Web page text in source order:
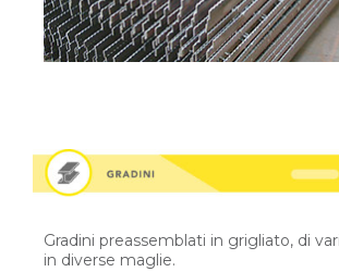
Gradini preassemblati in grigliato, di
in diverse maglie.